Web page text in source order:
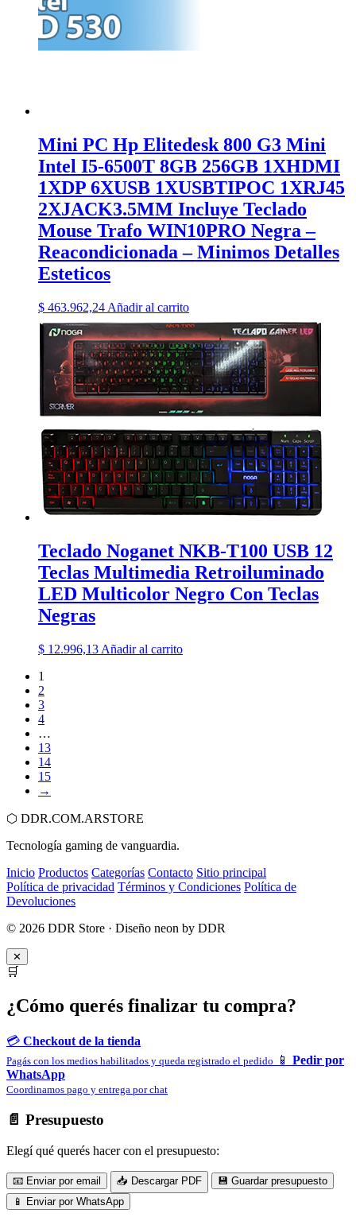
Mini PC Hp Elitedesk 800 G3 Mini
Intel I5-6500T 8GB 256GB 1XHDMI
1XDP 6XUSB 1XUSBTIPOC 1XRJ45
2XJACK3.5MM Incluye Teclado
Mouse Trafo WIN10PRO Negra –
Reacondicionada – Minimos Detalles
Esteticos
$ 463.962,24 Añadir al carrito
Teclado Noganet NKB-T100 USB 12
Teclas Multimedia Retroiluminado
LED Multicolor Negro Con Teclas
Negras
$ 12.996,13 Añadir al carrito
1
2
3
4
…
13
14
15
→
⬡ DDR.COM.ARSTORE
Tecnología gaming de vanguardia.
Inicio Productos Categorías Contacto Sitio principal
Política de privacidad Términos y Condiciones Política de
Devoluciones
© 2026 DDR Store · Diseño neon by DDR
✕
🛒
¿Cómo querés finalizar tu compra?
💳 Checkout de la tienda
Pagás con los medios habilitados y queda registrado el pedido 📱 Pedir por
WhatsApp
Coordinamos pago y entrega por chat
📄 Presupuesto
Elegí qué querés hacer con el presupuesto:
📧 Enviar por email 📥 Descargar PDF
💾 Guardar presupuesto
📱 Enviar por WhatsApp